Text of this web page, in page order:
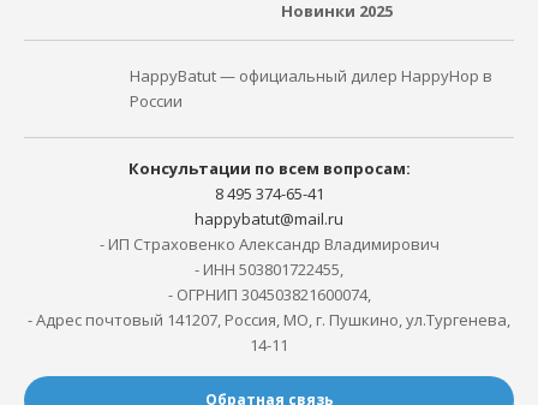
Новинки 2025
HappyBatut — официальный дилер HappyHop в
России
Консультации по всем вопросам:
8 495 374-65-41
happybatut@mail.ru
- ИП Страховенко Александр Владимирович
- ИНН 503801722455,
- ОГРНИП 304503821600074,
- Адрес почтовый 141207, Россия, МО, г. Пушкино, ул.Тургенева,
14-11
Обратная связь